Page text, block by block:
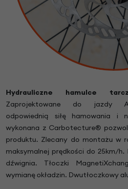
Hydrauliczne hamulce
Zaprojektowane do jazdy
odpowiednią siłę hamowania i
wykonana z Carbotecture®
produktu. Zlecany do montażu w
maksymalnej prędkości do 25km/
dźwignia. Tłoczki
wymianę okładzin. Dwutłoczkowy